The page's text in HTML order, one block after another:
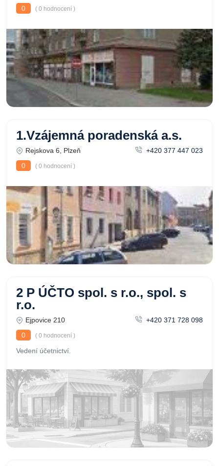
0
( 0 hodnocení )
1.Vzájemná poradenská a.s.
Rejskova 6, Plzeň
+420 377 447 023
0
( 0 hodnocení )
2 P ÚČTO spol. s r.o., spol. s
r.o.
Ejpovice 210
+420 371 728 098
0
( 0 hodnocení )
Vedení účetnictví.